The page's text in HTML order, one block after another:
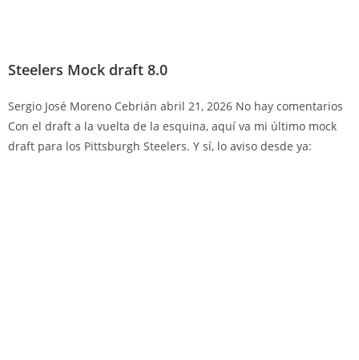
Steelers Mock draft 8.0
Sergio José Moreno Cebrián abril 21, 2026 No hay comentarios
Con el draft a la vuelta de la esquina, aquí va mi último mock
draft para los Pittsburgh Steelers. Y sí, lo aviso desde ya: